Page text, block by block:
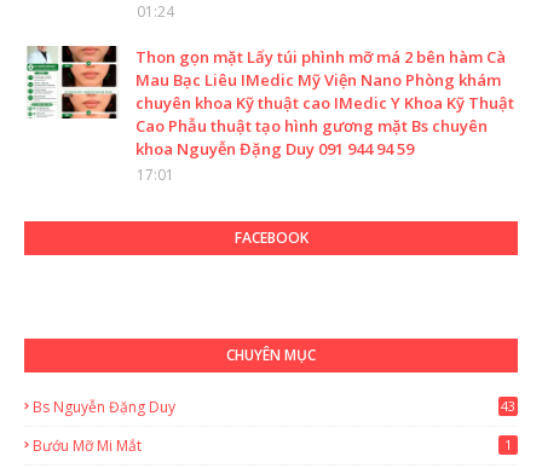
01:24
Thon gọn mặt Lấy túi phình mỡ má 2 bên hàm Cà
Mau Bạc Liêu IMedic Mỹ Viện Nano Phòng khám
chuyên khoa Kỹ thuật cao IMedic Y Khoa Kỹ Thuật
Cao Phẫu thuật tạo hình gương mặt Bs chuyên
khoa Nguyễn Đặng Duy 091 944 94 59
17:01
FACEBOOK
CHUYÊN MỤC
Bs Nguyễn Đặng Duy
43
Bướu Mỡ Mi Mắt 1